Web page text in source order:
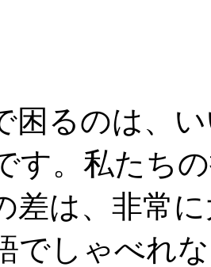
るのは、
す。私たち
差は、非常
でしゃべれ